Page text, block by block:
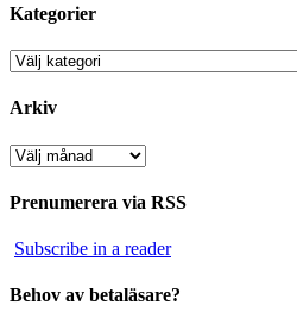
Kategorier
Kategorier
Arkiv
Arkiv
Prenumerera via RSS
Subscribe in a reader
Behov av betaläsare?